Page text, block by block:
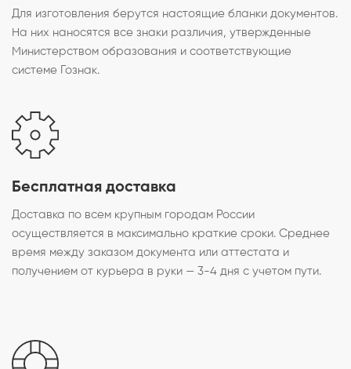
Для изготовления берутся настоящие бланки документов.
На них наносятся все знаки различия, утвержденные
Министерством образования и соответствующие
системе Гознак.
Бесплатная доставка
Доставка по всем крупным городам России
осуществляется в максимально краткие сроки. Среднее
время между заказом документа или аттестата и
получением от курьера в руки — 3-4 дня с учетом пути.